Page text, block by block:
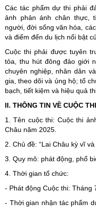
Các tác phẩm dự thi phải
ảnh phản ánh chân thực,
người, đời sống văn hóa,
và điểm đến du lịch nổi bật
Cuộc thi phải được tuyên
tỏa, thu hút đông đảo giới
chuyên nghiệp, nhân dân
gia, theo dõi và ủng hộ; tổ
bạch, tiết kiệm và hiệu quả
II. THÔNG TIN VỀ CUỘC THI
1. Tên cuộc thi: Cuộc thi
Châu năm 2025.
2. Chủ đề: “Lai Châu kỳ vĩ và
3. Quy mô: phát động, phổ
4. Thời gian tổ chức:
- Phát động Cuộc thi: Tháng
- Thời gian nhận tác phẩm